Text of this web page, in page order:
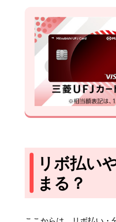
リボ払い
まる？